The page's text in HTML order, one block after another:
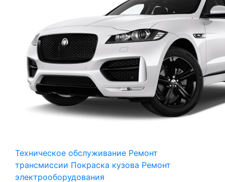
Техническое обслуживание Ремонт
трансмиссии Покраска кузова Ремонт
электрооборудования